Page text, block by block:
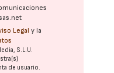
Legal y la
S.L.U.
de usuario.